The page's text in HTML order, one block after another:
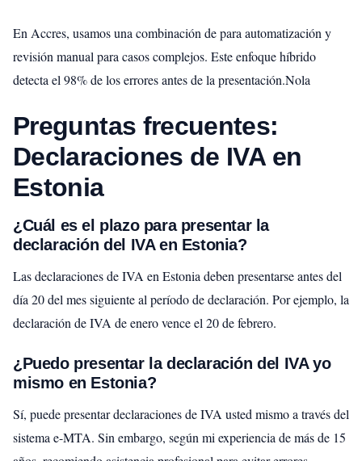
En Accres, usamos una combinación de para automatización y
revisión manual para casos complejos. Este enfoque híbrido
detecta el 98% de los errores antes de la presentación.Nola
Preguntas frecuentes:
Declaraciones de IVA en
Estonia
¿Cuál es el plazo para presentar la
declaración del IVA en Estonia?
Las declaraciones de IVA en Estonia deben presentarse antes del
día 20 del mes siguiente al período de declaración. Por ejemplo, la
declaración de IVA de enero vence el 20 de febrero.
¿Puedo presentar la declaración del IVA yo
mismo en Estonia?
Sí, puede presentar declaraciones de IVA usted mismo a través del
sistema e-MTA. Sin embargo, según mi experiencia de más de 15